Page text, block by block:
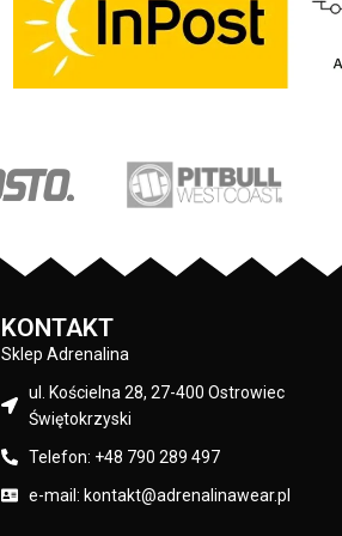
firmyPIT BULL WEST COAST– Fleming II -
wysokiej jakości gruba i miękka dzianina -
idealna na bardzo niskie zimowe
materiału: 100% wełna akrylowa
KONTAKT
Sklep Adrenalina
ul. Kościelna 28, 27-400 Ostrowiec
Świętokrzyski
Telefon: +48 790 289 497
e-mail: kontakt@adrenalinawear.pl